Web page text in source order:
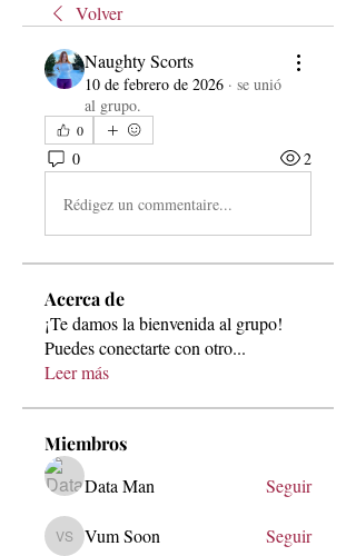
Volver
Naughty Scorts
10 de febrero de 2026 · se unió
al grupo.
0
0 2
Rédigez un commentaire...
Acerca de
¡Te damos la bienvenida al grupo!
Puedes conectarte con otro...
Leer más
Miembros
Data Man
Seguir
Vum Soon
Vum Soon Seguir